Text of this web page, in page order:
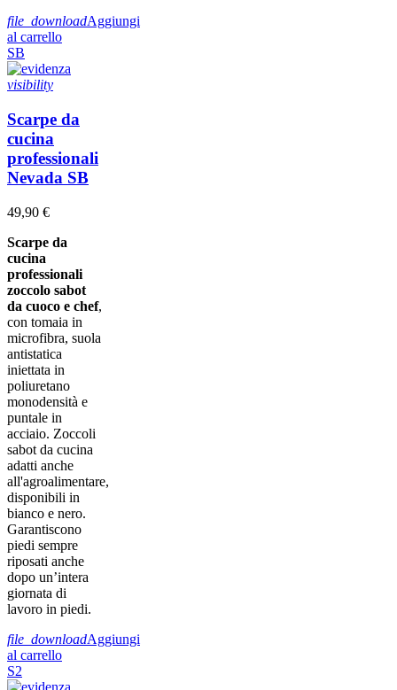
file_downloadAggiungi
al carrello
SB
visibility
Scarpe da
cucina
professionali
Nevada SB
49,90 €
Scarpe da
cucina
professionali
zoccolo sabot
da cuoco e chef,
con tomaia in
microfibra, suola
antistatica
iniettata in
poliuretano
monodensità e
puntale in
acciaio. Zoccoli
sabot da cucina
adatti anche
all'agroalimentare,
disponibili in
bianco e nero.
Garantiscono
piedi sempre
riposati anche
dopo un’intera
giornata di
lavoro in piedi.
file_downloadAggiungi
al carrello
S2